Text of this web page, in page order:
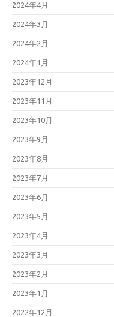
2024年4月
2024年3月
2024年2月
2024年1月
2023年12月
2023年11月
2023年10月
2023年9月
2023年8月
2023年7月
2023年6月
2023年5月
2023年4月
2023年3月
2023年2月
2023年1月
2022年12月